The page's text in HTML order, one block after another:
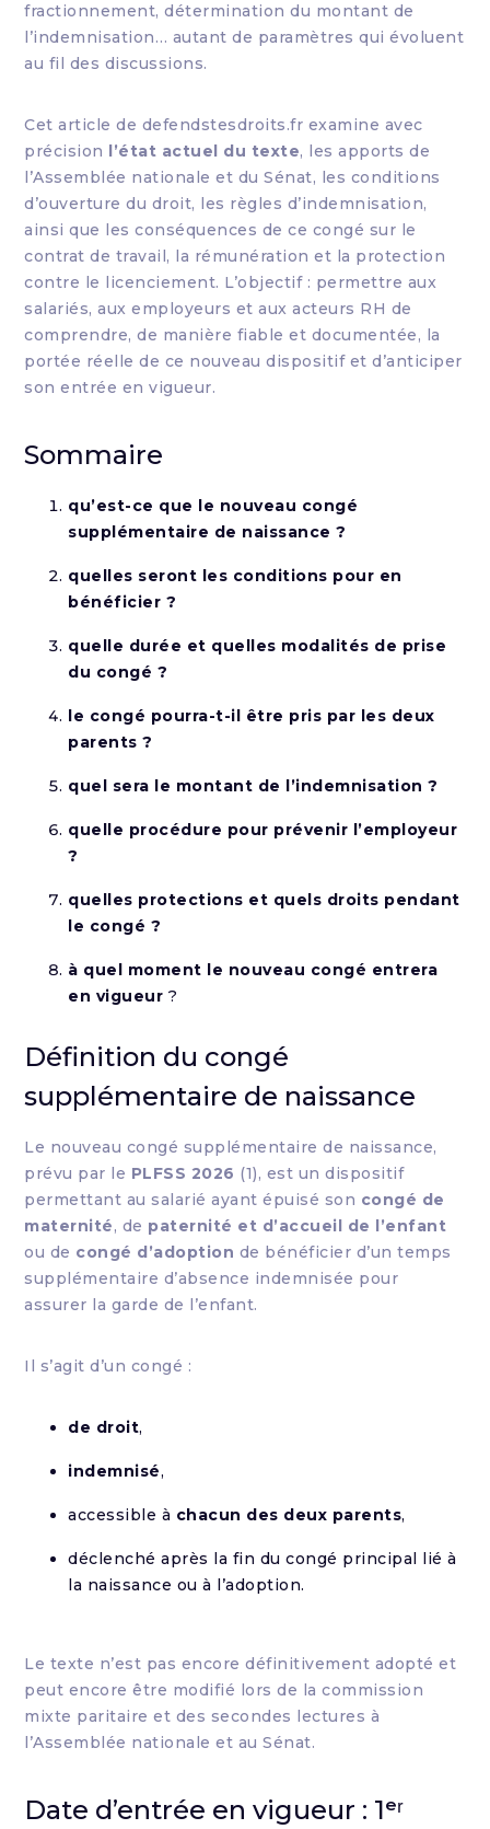
fractionnement, détermination du montant de
l’indemnisation… autant de paramètres qui évoluent
au fil des discussions.
Cet article de defendstesdroits.fr examine avec
précision l’état actuel du texte, les apports de
l’Assemblée nationale et du Sénat, les conditions
d’ouverture du droit, les règles d’indemnisation,
ainsi que les conséquences de ce congé sur le
contrat de travail, la rémunération et la protection
contre le licenciement. L’objectif : permettre aux
salariés, aux employeurs et aux acteurs RH de
comprendre, de manière fiable et documentée, la
portée réelle de ce nouveau dispositif et d’anticiper
son entrée en vigueur.
Sommaire
qu’est-ce que le nouveau congé
supplémentaire de naissance ?
quelles seront les conditions pour en
bénéficier ?
quelle durée et quelles modalités de prise
du congé ?
le congé pourra-t-il être pris par les deux
parents ?
quel sera le montant de l’indemnisation ?
quelle procédure pour prévenir l’employeur
?
quelles protections et quels droits pendant
le congé ?
à quel moment le nouveau congé entrera
en vigueur ?
Définition du congé
supplémentaire de naissance
Le nouveau congé supplémentaire de naissance,
prévu par le PLFSS 2026 (1), est un dispositif
permettant au salarié ayant épuisé son congé de
maternité, de paternité et d’accueil de l’enfant
ou de congé d’adoption de bénéficier d’un temps
supplémentaire d’absence indemnisée pour
assurer la garde de l’enfant.
Il s’agit d’un congé :
de droit,
indemnisé,
accessible à chacun des deux parents,
déclenché après la fin du congé principal lié à
la naissance ou à l’adoption.
Le texte n’est pas encore définitivement adopté et
peut encore être modifié lors de la commission
mixte paritaire et des secondes lectures à
l’Assemblée nationale et au Sénat.
Date d’entrée en vigueur : 1ᵉʳ